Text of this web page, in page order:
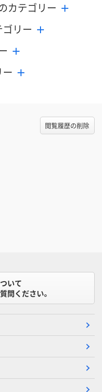
カテゴリー
ゴリー
閲覧履歴の削除
いて
問ください。